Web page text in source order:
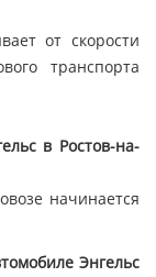
от скорости
транспорта
в Ростов-на-
начинается
Энгельс